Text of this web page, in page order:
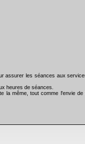
assurer les séances aux
heures de séances.
la même, tout comme l'envie de